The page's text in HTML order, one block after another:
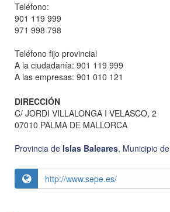
Teléfono:
901 119 999
971 998 798
Teléfono fijo provincial
A la ciudadanía: 901 119 999
A las empresas: 901 010 121
DIRECCIÓN
C/ JORDI VILLALONGA I VELASCO, 2
07010 PALMA DE MALLORCA
Provincia de Islas Baleares, Municipio de
http://www.sepe.es/